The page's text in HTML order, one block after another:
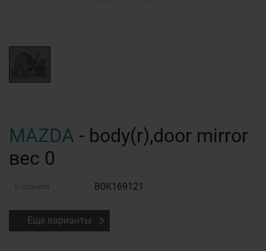
MAZDA - body(r),door mirror
вес 0
0 отзывов B0K169121
Еще варианты